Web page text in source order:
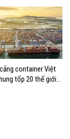
container Việt
tốp 20 thế giới